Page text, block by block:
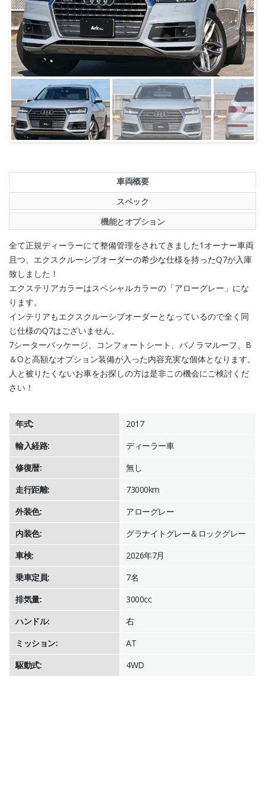
車両概要
スペック
機能とオプション
全て正規ディーラーにて整備管理をされてきました1オーナー車両
且つ、エクスクルーシブオーダーの希少な仕様を持ったQ7が入庫
致しました！
エクステリアカラーはスペシャルカラーの「アローグレー」にな
ります。
インテリアもエクスクルーシブオーダーとなっているので全く同
じ仕様のQ7はございません。
7シーターパッケージ、コンフォートシート、パノラマルーフ、B
＆Oと高額なオプション装備が入った内容充実な個体となります。
人と被りたくないお車をお探しの方は是非この機会にご検討くだ
さい！
年式:
2017
輸入経路:
ディーラー車
修復暦:
無し
走行距離:
73000km
外装色:
アローグレー
内装色:
グラナイトグレー＆ロックグレー
車検:
2026年7月
乗車定員:
7名
排気量:
3000cc
ハンドル:
右
ミッション:
AT
駆動式:
4WD